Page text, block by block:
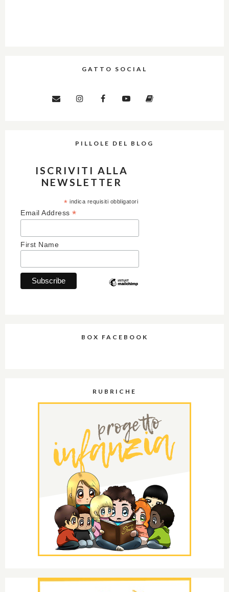
GATTO SOCIAL
PILLOLE DEL BLOG
ISCRIVITI ALLA
NEWSLETTER
* indica requisiti obbligatori
Email Address *
First Name
BOX FACEBOOK
RUBRICHE